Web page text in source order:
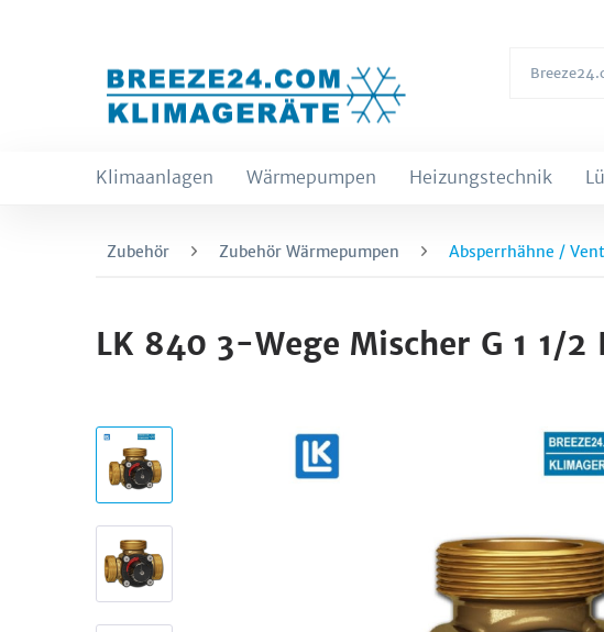
Klimaanlagen Wärmepumpen Heizungstechnik
Zubehör Zubehör Wärmepumpen Absperrhähne /
LK 840 3-Wege Mischer G 1 1/2